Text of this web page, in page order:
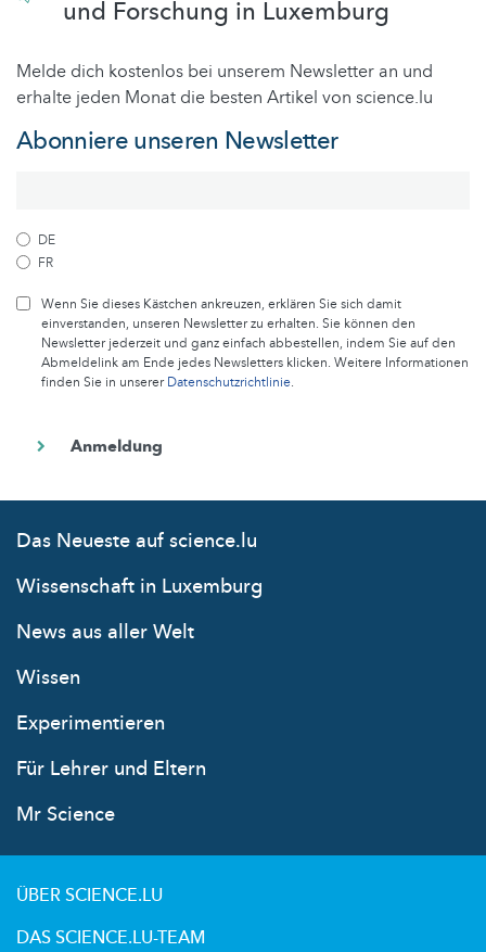
und Forschung in Luxemburg
Melde dich kostenlos bei unserem Newsletter an und
erhalte jeden Monat die besten Artikel von science.lu
Abonniere unseren Newsletter
DE
FR
Wenn Sie dieses Kästchen ankreuzen, erklären Sie sich damit
einverstanden, unseren Newsletter zu erhalten. Sie können den
Newsletter jederzeit und ganz einfach abbestellen, indem Sie auf den
Abmeldelink am Ende jedes Newsletters klicken. Weitere Informationen
finden Sie in unsererDatenschutzrichtlinie.
Das Neueste auf science.lu
Wissenschaft in Luxemburg
News aus aller Welt
Wissen
Experimentieren
Für Lehrer und Eltern
Mr Science
ÜBER SCIENCE.LU
DAS SCIENCE.LU-TEAM